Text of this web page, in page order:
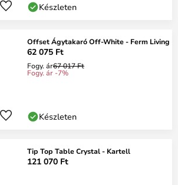
Készleten
Offset Ágytakaró Off-White - Ferm Living
62 075 Ft
Fogy. ár67 017 Ft
Fogy. ár -7%
Készleten
Tip Top Table Crystal - Kartell
121 070 Ft